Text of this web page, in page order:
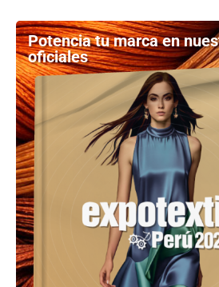
Potencia tu marca en
oficiales